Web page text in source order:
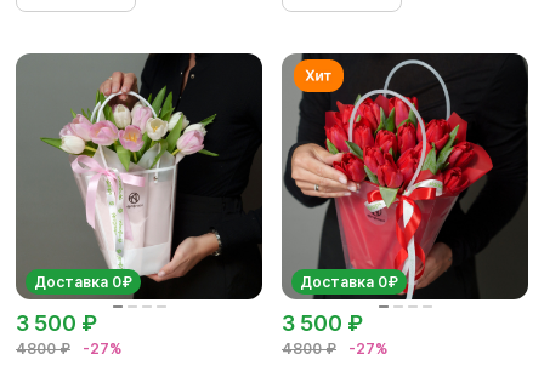
Доставка 0₽
4800 ₽ -27%
3 500 ₽
Доставка 0₽
4800 ₽ -27%
3 500 ₽